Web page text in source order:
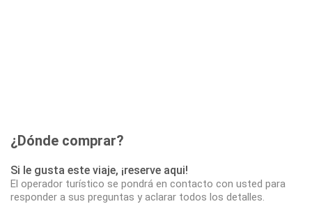
¿Dónde comprar?
Si le gusta este viaje, ¡reserve aqui!
El operador turístico se pondrá en contacto con usted para
responder a sus preguntas y aclarar todos los detalles.